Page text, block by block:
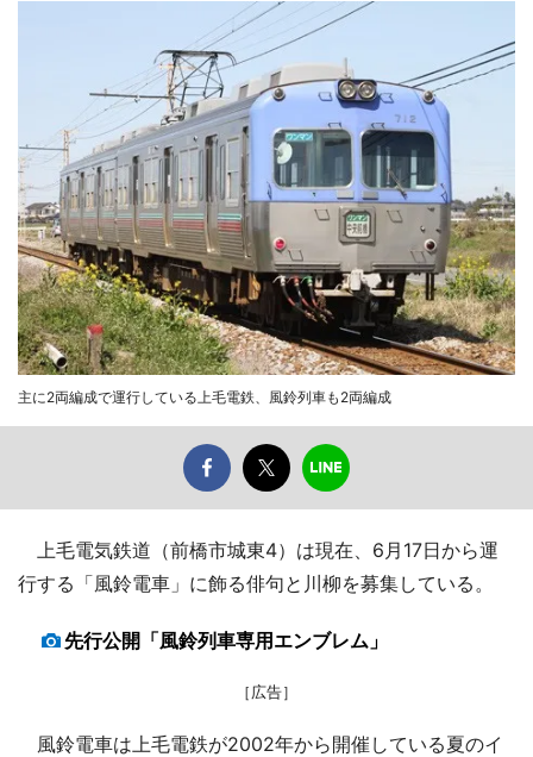
主に2両編成で運行している上毛電鉄、風鈴列車も2両編成
上毛電気鉄道（前橋市城東4）は現在、6月17日から運
行する「風鈴電車」に飾る俳句と川柳を募集している。
先行公開「風鈴列車専用エンブレム」
［広告］
風鈴電車は上毛電鉄が2002年から開催している夏のイ